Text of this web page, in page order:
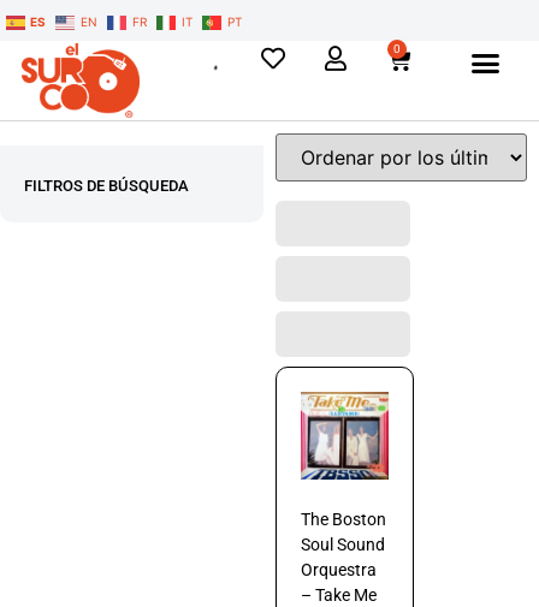
ES EN FR IT PT
0
FILTROS DE BÚSQUEDA
The Boston
Soul Sound
Orquestra
– Take Me